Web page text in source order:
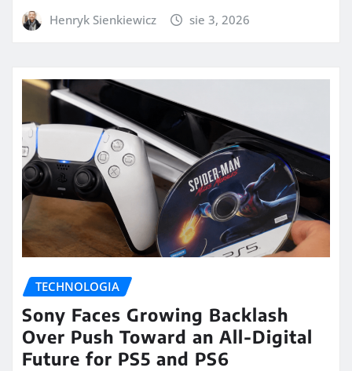
Henryk Sienkiewicz sie 3, 2026
TECHNOLOGIA
Sony Faces Growing Backlash
Over Push Toward an All-Digital
Future for PS5 and PS6